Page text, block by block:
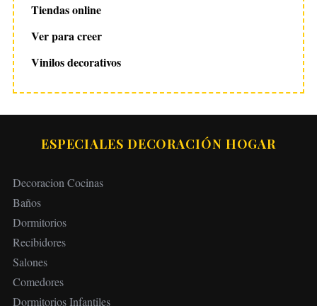
Tiendas online
Ver para creer
Vinilos decorativos
ESPECIALES DECORACIÓN HOGAR
Decoracion Cocinas
Baños
Dormitorios
Recibidores
Salones
Comedores
Dormitorios Infantiles